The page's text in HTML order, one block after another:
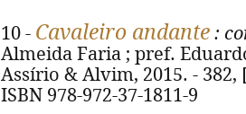
10 - Cavaleiro andante :
Almeida Faria ; pref.
Assírio & Alvim, 2015. - 382,
ISBN 978-972-37-1811-9